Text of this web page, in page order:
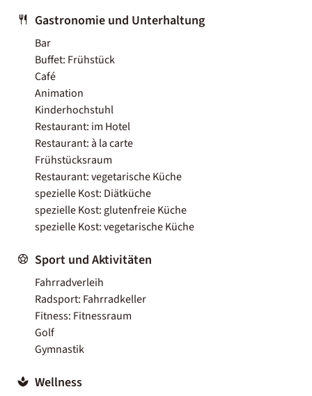
Gastronomie und Unterhaltung
Bar
Buffet: Frühstück
Café
Animation
Kinderhochstuhl
Restaurant: im Hotel
Restaurant: à la carte
Frühstücksraum
Restaurant: vegetarische Küche
spezielle Kost: Diätküche
spezielle Kost: glutenfreie Küche
spezielle Kost: vegetarische Küche
Sport und Aktivitäten
Fahrradverleih
Radsport: Fahrradkeller
Fitness: Fitnessraum
Golf
Gymnastik
Wellness